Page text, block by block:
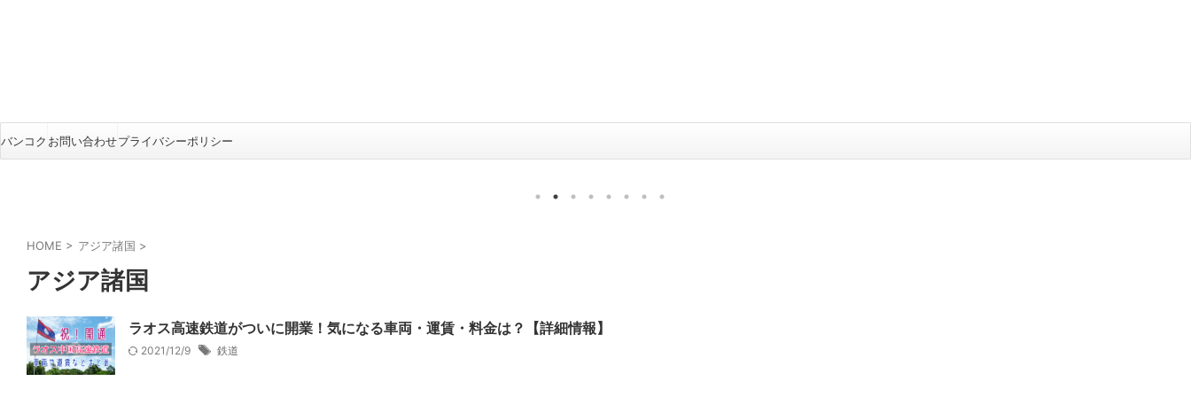
バンコク お問い合わせプライバシーポリシー
HOME > アジア諸国 >
アジア諸国
ラオス高速鉄道がついに開業！気になる車両・運賃・料金は？【詳細情報】
2021/12/9 鉄道